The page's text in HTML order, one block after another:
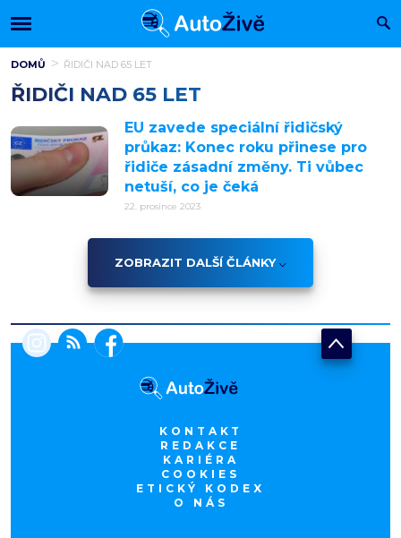
DOMŮ ŘIDIČI NAD 65 LET
ŘIDIČI NAD 65 LET
EU zavede speciální řidičský
průkaz: Konec roku přinese pro
řidiče zásadní změny. Ti vůbec
netuší, co je čeká
22. prosince 2023
ZOBRAZIT DALŠÍ ČLÁNKY
KONTAKT
REDAKCE
KARIÉRA
COOKIES
ETICKÝ KODEX
O NÁS